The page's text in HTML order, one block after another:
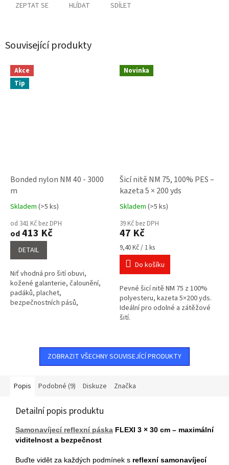
ZEPTAT SE HLÍDAT SDÍLET
Související produkty
Akce
Tip
Bonded nylon NM 40 - 3000
m
Průměrné
hodnocení
produktu
je
4,7
hvězdiček.
Skladem (>5 ks)
od 341 Kč bez DPH
od413 Kč
DETAIL
Niť vhodná pro šití obuvi,
kožené galanterie, čalounění,
padáků, plachet,
bezpečnostních pásů,
Novinka
Šicí nitě NM 75, 100% PES –
kazeta 5 × 200 yds
Průměrné
hodnocení
produktu
je
5,0
z
hvězdiček.
Skladem (>5 ks)
39 Kč bez DPH
47 Kč
Měrná
cena:
9,40 Kč / 1 ks
Do košíku
Pevné šicí nitě NM 75 z 100%
polyesteru, kazeta 5×200 yds.
Ideální pro odolné a zátěžové
šití.
ZOBRAZIT VŠECHNY SOUVISEJÍCÍ PRODUKTY
Popis Podobné (9) Diskuze Značka
Detailní popis produktu
Samonavíjecí reflexní páska FLEXI 3 × 30 cm – maximální
viditelnost a bezpečnost
Buďte vidět za každých podmínek s reflexní samonavíjecí